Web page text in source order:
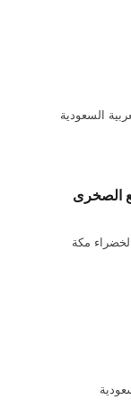
السعودية
الصخرى
مكة